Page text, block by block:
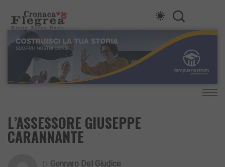
L’ASSESSORE GIUSEPPE
CARANNANTE
Gennaro Del Giudice